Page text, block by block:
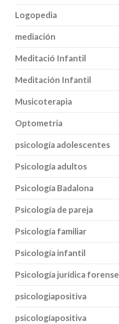
Logopedia
mediación
Meditació Infantil
Meditación Infantil
Musicoterapia
Optometria
psicología adolescentes
Psicología adultos
Psicología Badalona
Psicología de pareja
Psicología familiar
Psicología infantil
Psicología jurídica forense
psicologiapositiva
psicologíapositiva